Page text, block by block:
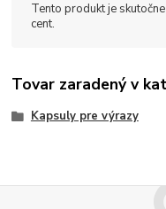
Tento produkt je
cent.
Tovar zaradený v
Kapsuly pre výrazy